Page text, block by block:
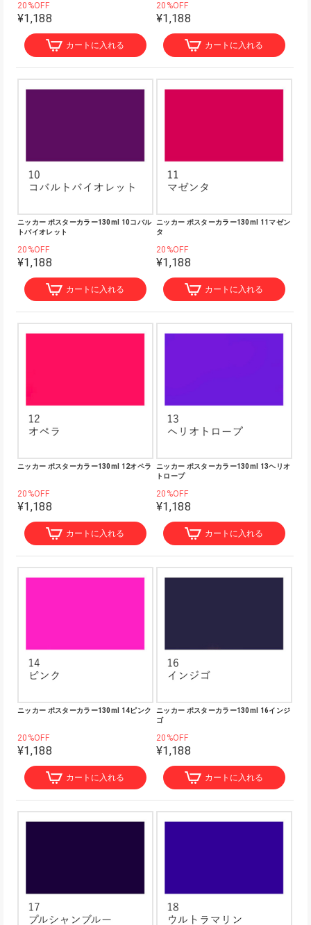
20%OFF
¥1,188
カートに入れる
20%OFF
¥1,188
カートに入れる
ニッカー ポスターカラー130ml 10コバル
トバイオレット
20%OFF
¥1,188
カートに入れる
ニッカー ポスターカラー130ml 11マゼン
タ
20%OFF
¥1,188
カートに入れる
ニッカー ポスターカラー130ml 12オペラ
20%OFF
¥1,188
カートに入れる
ニッカー ポスターカラー130ml 13ヘリオ
トロープ
20%OFF
¥1,188
カートに入れる
ニッカー ポスターカラー130ml 14ピンク
20%OFF
¥1,188
カートに入れる
ニッカー ポスターカラー130ml 16インジ
ゴ
20%OFF
¥1,188
カートに入れる